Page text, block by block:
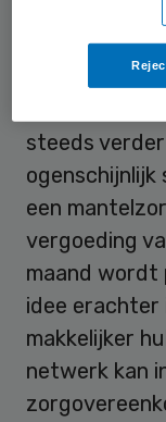
kopen, zo
twee
1900
steeds
ogenschijnlijk
een
vergoeding
maand wordt
idee
makkelijker
netwerk kan